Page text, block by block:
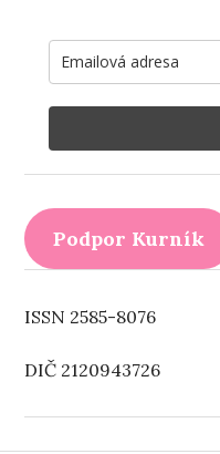
Podpor Kurník
ISSN 2585-8076
DIČ 2120943726